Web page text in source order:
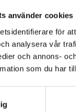
använder cookies
för
analysera vår
och annons-
som du har
BKT
LG RIB
15x6.00-6
TL